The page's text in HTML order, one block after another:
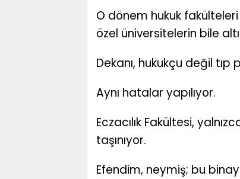
O dönem hukuk
özel üniversitelerin bile
Dekanı, hukukçu değil tıp
Aynı hatalar yapılıyor.
Eczacılık Fakültesi,
taşınıyor.
Efendim, neymiş; bu